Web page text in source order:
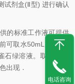
试剂盒(Ⅱ型) 进行确认
的标准工作液可提供
可取水50mL加入1滴
绿溶液。取15ml稀
出现．
电话咨询